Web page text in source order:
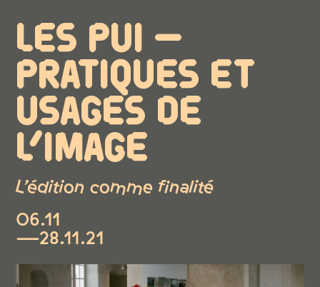
LES PUI —
PRATIQUES ET
USAGES DE
L’IMAGE
L’édition comme finalité
06.11
—28.11.21